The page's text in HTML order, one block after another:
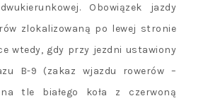
Obowiązek jazdy
zlokalizowaną po lewej stronie
wtedy, gdy przy jezdni ustawiony
B-9 (zakaz wjazdu rowerów –
tle białego koła z czerwoną